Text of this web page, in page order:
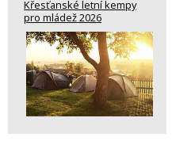
Křesťanské letní kempy
pro mládež 2026